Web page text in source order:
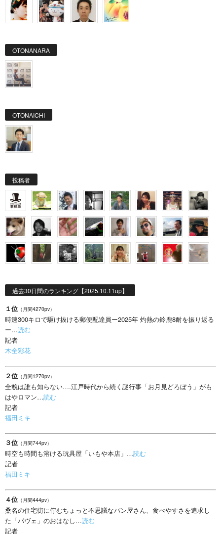
OTONANARA
OTONAICHI
投稿者
過去30日間のランキング【2025.10.11up】
１位 （月間4270pv）
時速300キロで駆け抜ける郵便配達員ー2025年 灼熱の鈴鹿8耐を振り返る
ー…読む
記者
木全彩花
２位 （月間1270pv）
全貌は誰も知らない….江戸時代から続く謎行事「お月見どろぼう」がも
はやロマン…読む
記者
福田ミキ
３位 （月間744pv）
時空も時間も溶ける玩具屋「いもや本店」…読む
記者
福田ミキ
４位 （月間444pv）
桑名の住宅街に佇むちょっと不思議なパン屋さん、食べやすさを追求し
た「パヴェ」のおはなし…読む
記者